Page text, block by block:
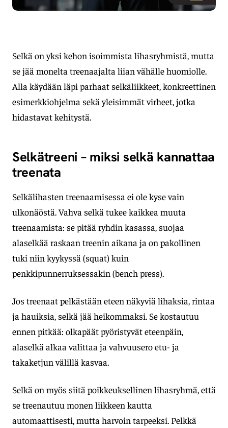
Selkä on yksi kehon isoimmista lihasryhmistä, mutta
se jää monelta treenaajalta liian vähälle huomiolle.
Alla käydään läpi parhaat selkäliikkeet, konkreettinen
esimerkkiohjelma sekä yleisimmät virheet, jotka
hidastavat kehitystä.
Selkätreeni – miksi selkä kannattaa
treenata
Selkälihasten treenaamisessa ei ole kyse vain
ulkonäöstä. Vahva selkä tukee kaikkea muuta
treenaamista: se pitää ryhdin kasassa, suojaa
alaselkää raskaan treenin aikana ja on pakollinen
tuki niin kyykyssä (squat) kuin
penkkipunnerruksessakin (bench press).
Jos treenaat pelkästään eteen näkyviä lihaksia, rintaa
ja hauiksia, selkä jää heikommaksi. Se kostautuu
ennen pitkää: olkapäät pyöristyvät eteenpäin,
alaselkä alkaa valittaa ja vahvuusero etu- ja
takaketjun välillä kasvaa.
Selkä on myös siitä poikkeuksellinen lihasryhmä, että
se treenautuu monen liikkeen kautta
automaattisesti, mutta harvoin tarpeeksi. Pelkkä